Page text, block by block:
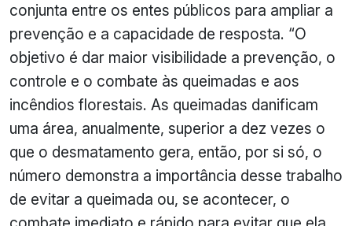
conjunta entre os entes públicos para ampliar a
prevenção e a capacidade de resposta. “O
objetivo é dar maior visibilidade a prevenção, o
controle e o combate às queimadas e aos
incêndios florestais. As queimadas danificam
uma área, anualmente, superior a dez vezes o
que o desmatamento gera, então, por si só, o
número demonstra a importância desse trabalho
de evitar a queimada ou, se acontecer, o